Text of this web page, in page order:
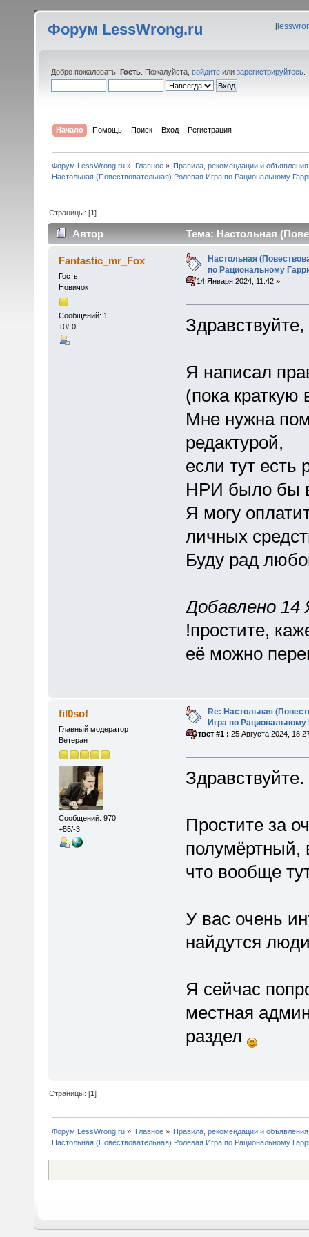
Форум LessWrong.ru [
Добро пожаловать, Гость . Пожалуйста, войдите или зарегистрируйтесь
Начало Помощь Поиск Вход Регистрация
Форум LessWrong.ru » Главное» Правила, рекомендации и объявления
Настольная (Повествовательная) Ролевая Игра по Рациональному
Страницы: [1]
Автор
Тема: Настольная
(Прочитано 57411 раз)
Fantastic_mr_Fox
Гость
Новичок
Сообщений: 1
+0/-0
Настольная
по Рациональному
«:14 Января 2024, 11:42 »
Я написал
(пока краткую
Мне нужна
редактурой,
если тут
НРИ было бы
Я могу
личных
Буду рад
Добавлено 14
!простите,
её можно
fil0sof
Главный модератор
Ветеран
Сообщений: 970
+55/-3
Re: Настольная
Игра по Рациональному
«Ответ #1 : 25 Августа 2024,
Здравствуйте.
Простите за
полумёртный,
что вообще
У вас очень
найдутся
Я сейчас
местная
раздел
Страницы: [1]
Форум LessWrong.ru » Главное» Правила, рекомендации и объявления
Настольная (Повествовательная) Ролевая Игра по Рациональному